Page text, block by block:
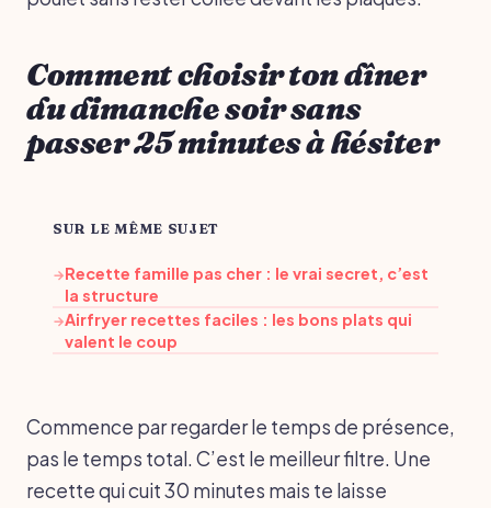
Comment choisir ton dîner
du dimanche soir sans
passer 25 minutes à hésiter
SUR LE MÊME SUJET
→Recette famille pas cher : le vrai secret, c’est
la structure
→Airfryer recettes faciles : les bons plats qui
valent le coup
Commence par regarder le temps de présence,
pas le temps total. C’est le meilleur filtre. Une
recette qui cuit 30 minutes mais te laisse